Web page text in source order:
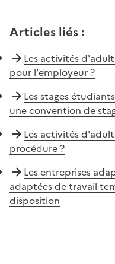
Articles liés:
Les activités
pour l'employeur ?
Les stages
une convention de
Les activités
procédure ?
Les entreprises
adaptées de travail
disposition